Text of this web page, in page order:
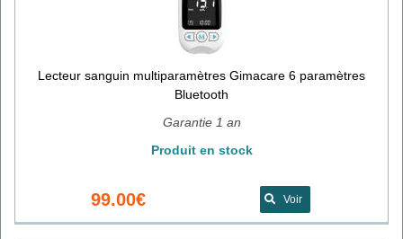
Lecteur sanguin multiparamètres Gimacare 6 paramètres
Bluetooth
Garantie 1 an
Produit en stock
99.00€ Voir